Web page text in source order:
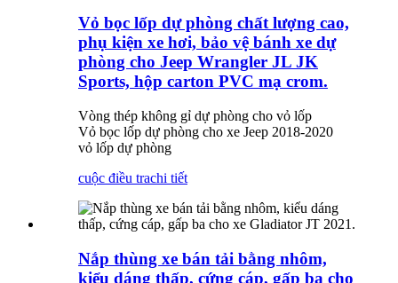
Vỏ bọc lốp dự phòng chất lượng cao,
phụ kiện xe hơi, bảo vệ bánh xe dự
phòng cho Jeep Wrangler JL JK
Sports, hộp carton PVC mạ crom.
Vòng thép không gỉ dự phòng cho vỏ lốp
Vỏ bọc lốp dự phòng cho xe Jeep 2018-2020
vỏ lốp dự phòng
cuộc điều trachi tiết
Nắp thùng xe bán tải bằng nhôm,
kiểu dáng thấp, cứng cáp, gấp ba cho